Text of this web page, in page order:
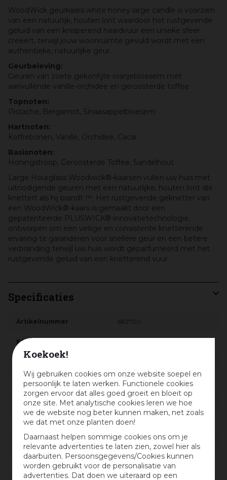
Koekoek!
Wij gebruiken cookies om onze website soepel en
persoonlijk te laten werken. Functionele cookies
zorgen ervoor dat alles goed groeit en bloeit op
onze site. Met analytische cookies leren we hoe
we de website nog beter kunnen maken, net zoals
we dat met onze planten doen!
Daarnaast helpen sommige cookies ons om je
relevante advertenties te laten zien, zowel hier als
daarbuiten. Persoonsgegevens/Cookies kunnen
worden gebruikt voor de personalisatie van
advertenties. Dat doen we uiteraard op een
WoodWick geurkaars white honey large candle is voorzien
van een natuurlijk, houten lont waardoor het rustgevende
geluid van een knisperend haardvuur een unieke sfeer
creëert, terwijl jouw woonruimte gevuld wordt met een
authentieke, natuurlijke geur.
Geurbeleving:
Geuren van zoete gekonfijte oranjebloesem met
aanvullende vanille-orchidee en geroosterde toffee
Topnoten:
Pistache, Bergamot, Sinaasappelbloesem
Hartnoten:
Koffiebonen, Vanille, Orchidee, Cacai
Basisnoten:
Honingstroop, Geroosterde Toffee, Sandelhout
Large Hourglass Woodwick®-kaarsen vullen uw huis met
uitnodigende geuren met een natuurlijke, houten lont die
knettert als hij brandt ™. Het rustgevende geknetter van
een WoodWick®-kaars is gemaakt door een
gepatenteerde PLUSWICK®-innovatietechnologie,
ontworpen om een veilige en consistente knetterende
ervaring te garanderen voor snellere geur en een betere
verbranding terwijl uw huis wordt geparfumeerd met het
rustgevende geluid van een knetterend vuur.
Specificaties
Artikelnummer 682700
EAN code
Merk WoodWick
Locatie M-W-005
Soort Geurkaars
Kleur Wit
Brandtijd 130 uur